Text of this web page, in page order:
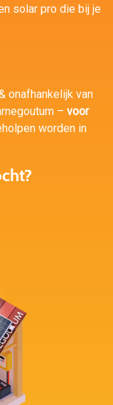
solar pro die bij je
onafhankelijk van
– voor
worden in